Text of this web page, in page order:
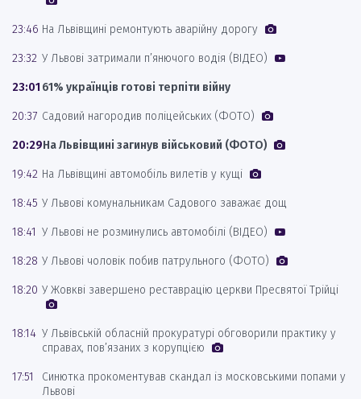
23:46 На Львівщині ремонтують аварійну дорогу
23:32 У Львові затримали п’янючого водія (ВІДЕО)
23:01 61% українців готові терпіти війну
20:37 Садовий нагородив поліцейських (ФОТО)
20:29На Львівщині загинув військовий (ФОТО)
19:42 На Львівщині автомобіль вилетів у кущі
18:45 У Львові комунальникам Садового заважає дощ
18:41 У Львові не розминулись автомобілі (ВІДЕО)
18:28 У Львові чоловік побив патрульного (ФОТО)
18:20 У Жовкві завершено реставрацію церкви Пресвятої Трійці
18:14 У Львівській обласній прокуратурі обговорили практику у
справах, пов’язаних з корупцією
17:51
Синютка прокоментував скандал із московськими попами у
Львові